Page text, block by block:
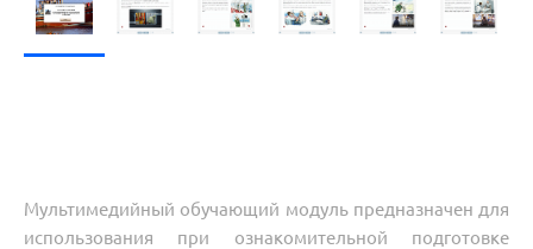
Мультимедийный обучающий модуль предназначен для
использования при ознакомительной подготовке